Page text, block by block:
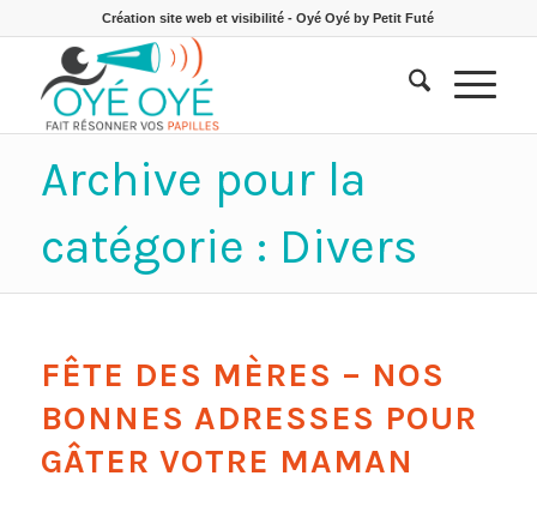
Création site web et visibilité - Oyé Oyé by Petit Futé
Archive pour la
catégorie : Divers
FÊTE DES MÈRES – NOS
BONNES ADRESSES POUR
GÂTER VOTRE MAMAN